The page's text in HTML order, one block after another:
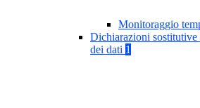
Monitoraggio
Dichiarazioni
dei dati 1